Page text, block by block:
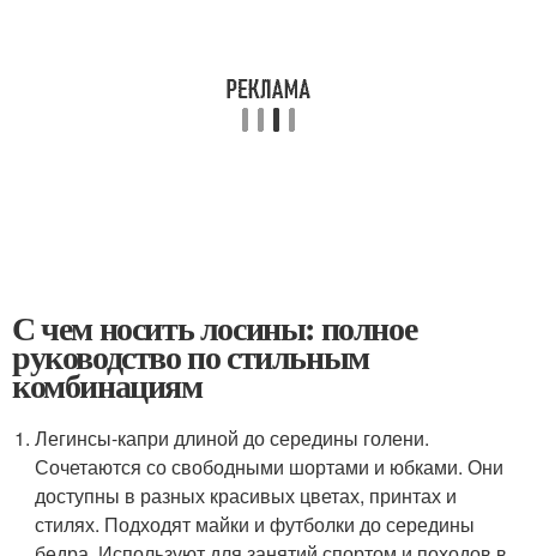
С чем носить лосины: полное
руководство по стильным
комбинациям
Легинсы-капри длиной до середины голени.
Сочетаются со свободными шортами и юбками. Они
доступны в разных красивых цветах, принтах и
стилях. Подходят майки и футболки до середины